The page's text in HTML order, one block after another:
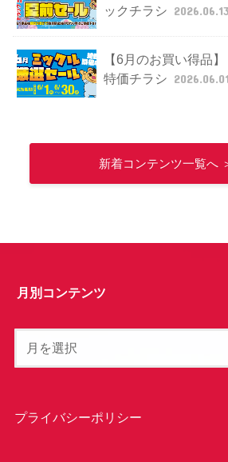
ックチラシ 2026.06.13
【6月のお買い得品
特価チラシ 2026.06.01
新着コンテンツ一覧へ
月別コンテンツ
プライバシーポリシー